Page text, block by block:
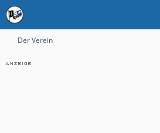
Der Verein